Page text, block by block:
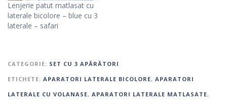
Lenjerie patut matlasat cu
laterale bicolore – blue cu 3
laterale – safari
CATEGORIE: SET CU 3 APĂRĂTORI
ETICHETE: APARATORI LATERALE BICOLORE, APARATORI
LATERALE CU VOLANASE, APARATORI LATERALE MATLASATE,